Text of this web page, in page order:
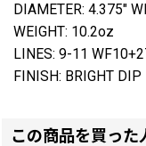
DIAMETER: 4.375"
WEIGHT: 10.2oz
LINES: 9-11
FINISH: BRIGHT
この商品を買った